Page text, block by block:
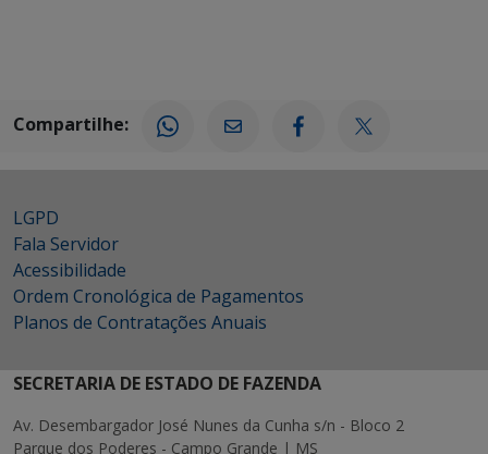
Compartilhe:
LGPD
Fala Servidor
Acessibilidade
Ordem Cronológica de Pagamentos
Planos de Contratações Anuais
SECRETARIA DE ESTADO DE FAZENDA
Av. Desembargador José Nunes da Cunha s/n - Bloco 2
Parque dos Poderes - Campo Grande | MS